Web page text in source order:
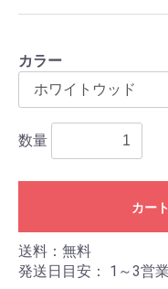
カラー
数量
カー
送料：無料
発送日目安：
1～3営